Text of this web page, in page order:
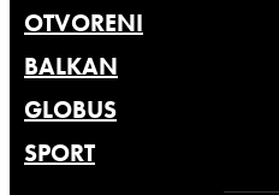
OTVORENI
BALKAN
GLOBUS
SPORT